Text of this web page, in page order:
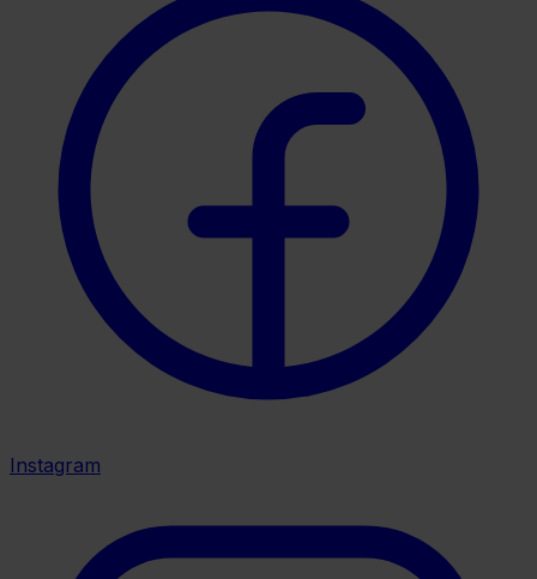
Instagram